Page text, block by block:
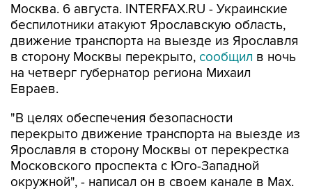
Москва. 6 августа. INTERFAX.RU - Украинские
беспилотники атакуют Ярославскую область,
движение транспорта на выезде из Ярославля
в сторону Москвы перекрыто, сообщил в ночь
на четверг губернатор региона Михаил
Евраев.
"В целях обеспечения безопасности
перекрыто движение транспорта на выезде из
Ярославля в сторону Москвы от перекрестка
Московского проспекта с Юго-Западной
окружной", - написал он в своем канале в Мах.